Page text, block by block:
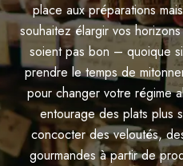
place aux préparations
souhaitez élargir vos
soient pas bon – quoique
prendre le temps de
pour changer votre régime
entourage des plats plus
concocter des veloutés,
gourmandes à partir de